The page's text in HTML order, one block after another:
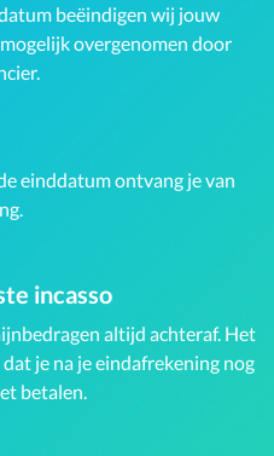
beëindigen wij jouw
overgenomen door
einddatum ontvang je van
incasso
altijd achteraf. Het
je na je eindafrekening nog
betalen.